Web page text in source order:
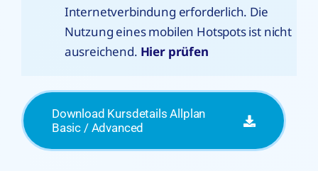
Internetverbindung erforderlich. Die
Nutzung eines mobilen Hotspots ist nicht
ausreichend. Hier prüfen
Download Kursdetails Allplan
Basic / Advanced